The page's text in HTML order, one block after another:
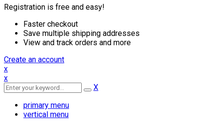
Registration is free and easy!
Faster checkout
Save multiple shipping addresses
View and track orders and more
Create an account
x
x
X
primary menu
vertical menu